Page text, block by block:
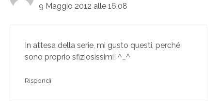
9 Maggio 2012 alle 16:08
In attesa della serie, mi gusto questi, perché
sono proprio sfiziosissimi! ^_^
Rispondi